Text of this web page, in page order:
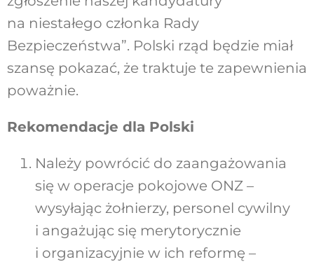
na niestałego członka Rady
Bezpieczeństwa”. Polski rząd będzie miał
szansę pokazać, że traktuje te zapewnienia
poważnie.
Rekomendacje dla Polski
Należy powrócić do zaangażowania
się w operacje pokojowe ONZ –
wysyłając żołnierzy, personel cywilny
i angażując się merytorycznie
i organizacyjnie w ich reformę –